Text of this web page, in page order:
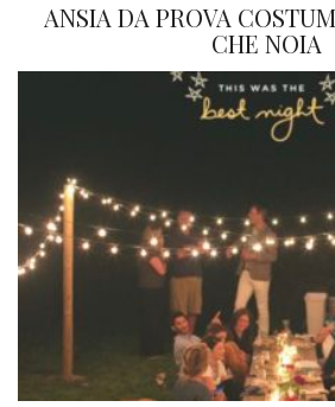
ANSIA DA PROVA
CHE NOIA